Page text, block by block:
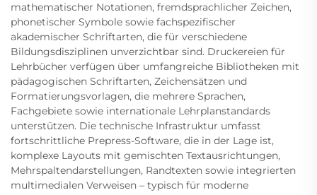
mathematischer Notationen, fremdsprachlicher Zeichen,
phonetischer Symbole sowie fachspezifischer
akademischer Schriftarten, die für verschiedene
Bildungsdisziplinen unverzichtbar sind. Druckereien für
Lehrbücher verfügen über umfangreiche Bibliotheken mit
pädagogischen Schriftarten, Zeichensätzen und
Formatierungsvorlagen, die mehrere Sprachen,
Fachgebiete sowie internationale Lehrplanstandards
unterstützen. Die technische Infrastruktur umfasst
fortschrittliche Prepress-Software, die in der Lage ist,
komplexe Layouts mit gemischten Textausrichtungen,
Mehrspaltendarstellungen, Randtexten sowie integrierten
multimedialen Verweisen – typisch für moderne